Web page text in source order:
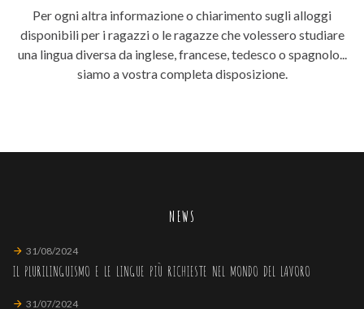
Per ogni altra informazione o chiarimento sugli alloggi
disponibili per i ragazzi o le ragazze che volessero studiare
una lingua diversa da inglese, francese, tedesco o spagnolo...
siamo a vostra completa disposizione.
NEWS
31/08/2024
IL PLURILINGUISMO E LE LINGUE PIÙ RICHIESTE NEL MONDO DEL LAVORO
31/07/2024